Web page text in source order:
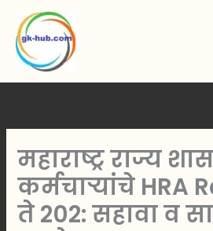
मजकुरावर
महाराष्ट्र राज्य
कर्मचाऱ्यांचे HRA
ते 202: सहावा व